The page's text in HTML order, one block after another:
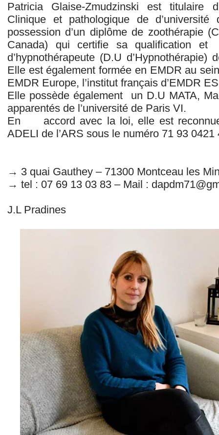
Patricia Glaise-Zmudzinski est titulaire
Clinique et pathologique de
possession d’un diplôme de zoothérapie
Canada) qui certifie sa qualification
d’hypnothérapeute (D.U d’Hypnothérapie)
Elle est également formée en EMDR au
EMDR Europe, l’institut français d’EMDR
Elle possède également un D.U MATA,
apparentés de l’université de Paris VI.
En accord avec la loi, elle est reconnue
ADELI de l’ARS sous le numéro 71 93 0421
→ 3 quai Gauthey – 71300 Montceau les
→ tel : 07 69 13 03 83 – Mail :
J.L Pradines